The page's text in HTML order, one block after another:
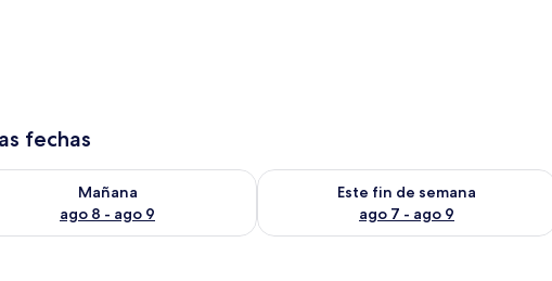
fechas
8
Mañana
ago 8 - ago 9
la disponibilidad para mañana ago 8 - ago 9
Este fin de semana
ago 7 - ago 9
Consulta la disponibilidad para este